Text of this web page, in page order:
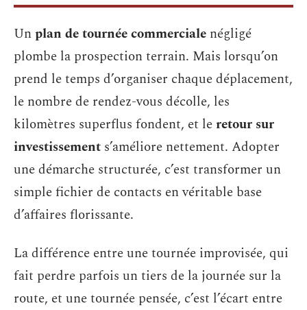
Unplan de tournée commerciale négligé
plombe la prospection terrain. Mais lorsqu’on
prend le temps d’organiser chaque déplacement,
le nombre de rendez-vous décolle, les
kilomètres superflus fondent, et leretour sur
investissement s’améliore nettement. Adopter
une démarche structurée, c’est transformer un
simple fichier de contacts en véritable base
d’affaires florissante.
La différence entre une tournée improvisée, qui
fait perdre parfois un tiers de la journée sur la
route, et une tournée pensée, c’est l’écart entre